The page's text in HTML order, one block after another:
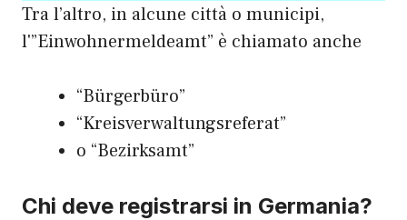
Tra l’altro, in alcune città o municipi,
l'”Einwohnermeldeamt” è chiamato anche
“Bürgerbüro”
“Kreisverwaltungsreferat”
o “Bezirksamt”
Chi deve registrarsi in Germania?